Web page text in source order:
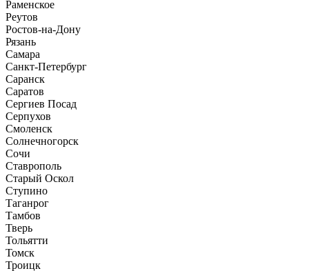
Раменское
Реутов
Ростов-на-Дону
Рязань
Самара
Санкт-Петербург
Саранск
Саратов
Сергиев Посад
Серпухов
Смоленск
Солнечногорск
Сочи
Ставрополь
Старый Оскол
Ступино
Таганрог
Тамбов
Тверь
Тольятти
Томск
Троицк